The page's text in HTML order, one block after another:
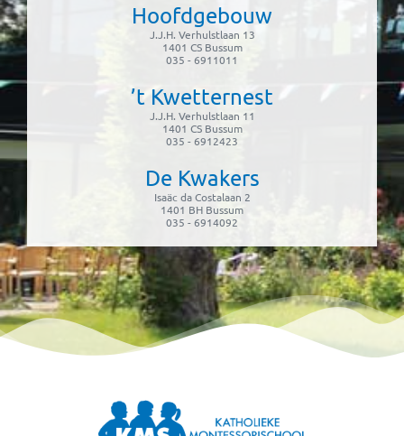
Hoofdgebouw
J.J.H. Verhulstlaan 13
1401 CS Bussum
035 - 6911011
’t Kwetternest
J.J.H. Verhulstlaan 11
1401 CS Bussum
035 - 6912423
De Kwakers
Isaäc da Costalaan 2
1401 BH Bussum
035 - 6914092